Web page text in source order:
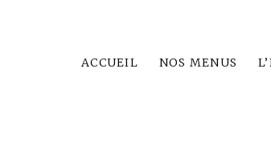
ACCUEIL NOS MENUS